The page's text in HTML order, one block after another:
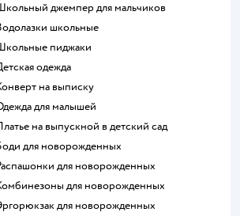
Школьный джемпер для мальчиков
Водолазки школьные
Школьные пиджаки
Детская одежда
Конверт на выписку
Одежда для малышей
Платье на выпускной в детский сад
Боди для новорожденных
Распашонки для новорожденных
Комбинезоны для новорожденных
Эргорюкзак для новорожденных